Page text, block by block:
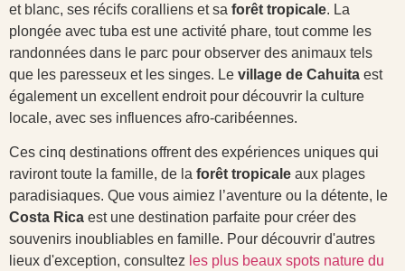
et blanc, ses récifs coralliens et sa forêt tropicale. La
plongée avec tuba est une activité phare, tout comme les
randonnées dans le parc pour observer des animaux tels
que les paresseux et les singes. Le village de Cahuita est
également un excellent endroit pour découvrir la culture
locale, avec ses influences afro-caribéennes.
Ces cinq destinations offrent des expériences uniques qui
raviront toute la famille, de la forêt tropicale aux plages
paradisiaques. Que vous aimiez l’aventure ou la détente, le
Costa Rica est une destination parfaite pour créer des
souvenirs inoubliables en famille. Pour découvrir d'autres
lieux d'exception, consultez les plus beaux spots nature du